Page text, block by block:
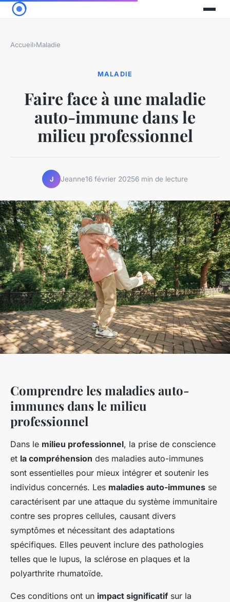
Accueil›Maladie
MALADIE
Faire face à une maladie
auto-immune dans le
milieu professionnel
J Jeanne16 février 20256 min de lecture
Comprendre les maladies auto-
immunes dans le milieu
professionnel
Dans le milieu professionnel, la prise de conscience
et la compréhension des maladies auto-immunes
sont essentielles pour mieux intégrer et soutenir les
individus concernés. Les maladies auto-immunes se
caractérisent par une attaque du système immunitaire
contre ses propres cellules, causant divers
symptômes et nécessitant des adaptations
spécifiques. Elles peuvent inclure des pathologies
telles que le lupus, la sclérose en plaques et la
polyarthrite rhumatoïde.
Ces conditions ont un impact significatif sur la